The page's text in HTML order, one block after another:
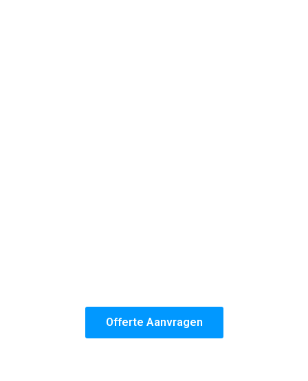
Offerte Aanvragen